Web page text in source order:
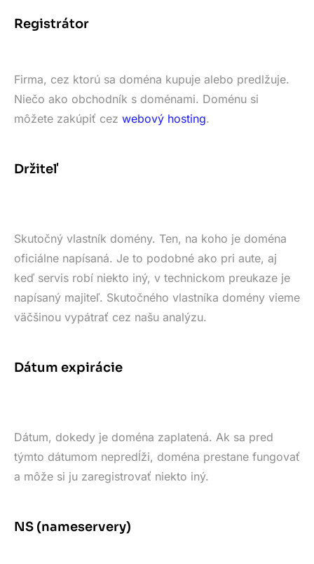
Registrátor
Firma, cez ktorú sa doména kupuje alebo predlžuje.
Niečo ako obchodník s doménami. Doménu si
môžete zakúpiť cez webový hosting.
Držiteľ
Skutočný vlastník domény. Ten, na koho je doména
oficiálne napísaná. Je to podobné ako pri aute, aj
keď servis robí niekto iný, v technickom preukaze je
napísaný majiteľ. Skutočného vlastníka domény vieme
väčšinou vypátrať cez našu analýzu.
Dátum expirácie
Dátum, dokedy je doména zaplatená. Ak sa pred
týmto dátumom nepredĺži, doména prestane fungovať
a môže si ju zaregistrovať niekto iný.
NS (nameservery)